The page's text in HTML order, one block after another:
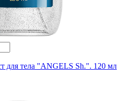
тела "ANGELS Sh.". 120 мл